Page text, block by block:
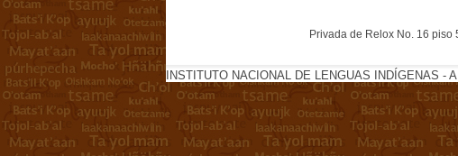
Privada de Relox No. 16 piso
INSTITUTO NACIONAL DE LENGUAS INDÍGENAS -